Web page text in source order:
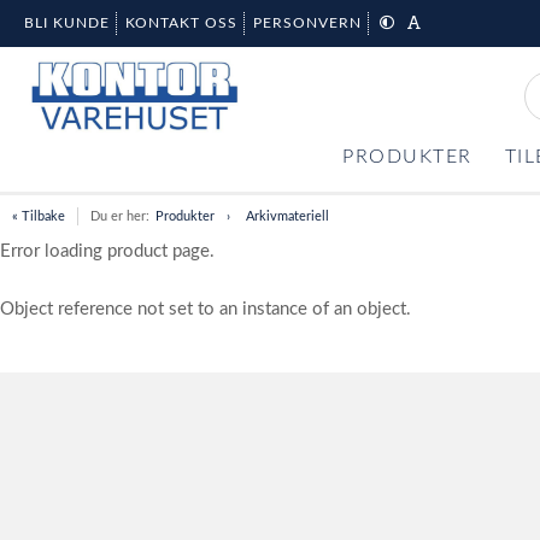
BLI KUNDE KONTAKT OSS PERSONVERN
PRODUKTER
« Tilbake Du er her: Produkter Arkivmateriell
Error loading product page.
Object reference not set to an instance of an object.